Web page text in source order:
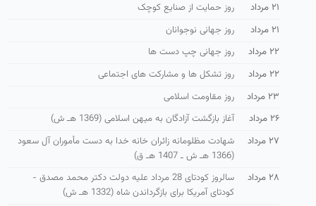
۲۱ مرداد
روز حمایت از صنایع كوچک
۲۱ مرداد
روز جهانی نوجوانان
۲۲ مرداد
روز جهانی چپ دست ها
۲۲ مرداد
روز تشكل ها و مشاركت های اجتماعی
۲۳ مرداد
روز مقاومت اسلامی
۲۶ مرداد
آغاز بازگشت آزادگان به میهن اسلامی (1369 هـ ش)
۲۷ مرداد
شهادت مظلومانه زائران خانه خدا به دست مأموران آل سعود
(1366 هـ ش ـ 1407 هـ ق)
۲۸ مرداد
سالروز کودتای 28 مرداد علیه دولت دکتر محمد مصدق -
كودتای آمریكا برای بازگرداندن شاه (1332 هـ ش)